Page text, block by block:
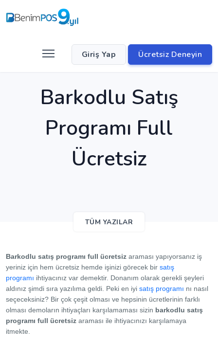
Giriş Yap Ücretsiz Deneyin
Barkodlu Satış
Programı Full
Ücretsiz
TÜM YAZILAR
Barkodlu satış programı full ücretsiz araması yapıyorsanız iş
yeriniz için hem ücretsiz hemde işinizi görecek bir satış
programı ihtiyacınız var demektir. Donanım olarak gerekli şeyleri
aldınız şimdi sıra yazılıma geldi. Peki en iyi satış programı nı nasıl
seçeceksiniz? Bir çok çeşit olması ve hepsinin ücretlerinin farklı
olması demoların ihtiyaçları karşılamaması sizin barkodlu satış
programı full ücretsiz araması ile ihtiyacınızı karşılamaya
itmekte.